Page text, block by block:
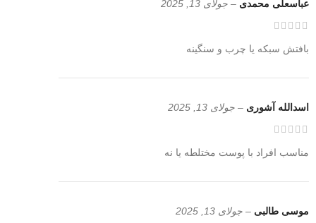
عباسعلی محمدی – جولای 13, 2025
بافتش سبکه یا چرب و سنگینه
اسدالله آشوری – جولای 13, 2025
مناسب افراد با پوست مختلطه یا نه
موسی طالبی – جولای 13, 2025